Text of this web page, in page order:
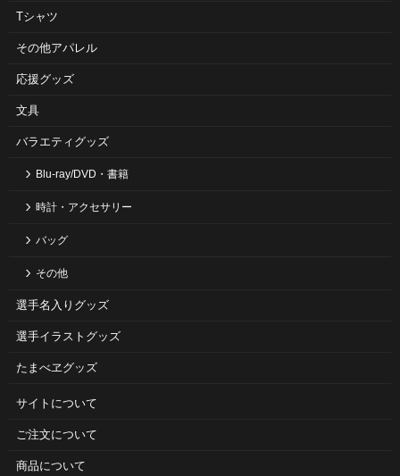
Tシャツ
その他アパレル
応援グッズ
文具
バラエティグッズ
Blu-ray/DVD・書籍
時計・アクセサリー
バッグ
その他
選手名入りグッズ
選手イラストグッズ
たまべヱグッズ
サイトについて
ご注⽂について
商品について